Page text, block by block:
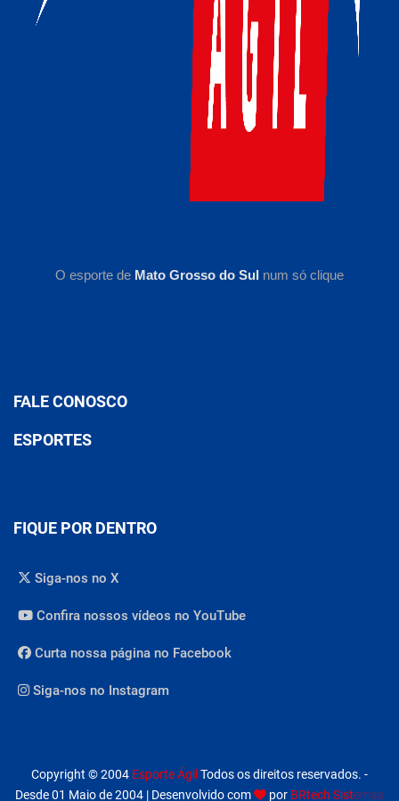
O esporte de Mato Grosso do Sul num só clique
FALE CONOSCO
ESPORTES
FIQUE POR DENTRO
Siga-nos no X
Confira nossos vídeos no YouTube
Curta nossa página no Facebook
Siga-nos no Instagram
Copyright © 2004 Esporte Ágil Todos os direitos reservados. -
Desde 01 Maio de 2004 | Desenvolvido com
por BRtech Sistemas